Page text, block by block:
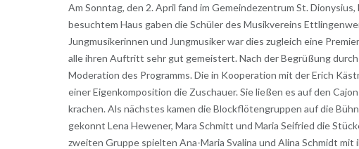
Am Sonntag, den 2. April fand im Gemeindezentrum St.
besuchtem Haus gaben die Schüler des Musikvereins
Jungmusikerinnen und Jungmusiker war dies zugleich eine
alle ihren Auftritt sehr gut gemeistert. Nach der Begrüßung
Moderation des Programms. Die in Kooperation mit der Erich
einer Eigenkomposition die Zuschauer. Sie ließen es auf den
krachen. Als nächstes kamen die Blockflötengruppen auf die
gekonnt Lena Hewener, Mara Schmitt und Maria Seifried die
zweiten Gruppe spielten Ana-Maria Svalina und Alina Schmidt